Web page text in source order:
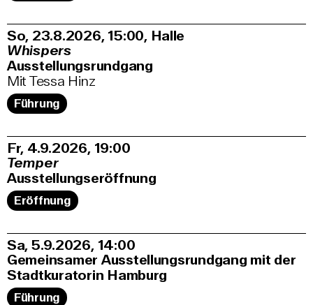
So, 23.8.2026 15:00, Halle
Whispers
Ausstellungsrundgang
Mit Tessa Hinz
Führung
Fr, 4.9.2026 19:00
Temper
Ausstellungseröffnung
Eröffnung
Sa, 5.9.2026 14:00
Gemeinsamer Ausstellungsrundgang mit der
Stadtkuratorin Hamburg
Führung